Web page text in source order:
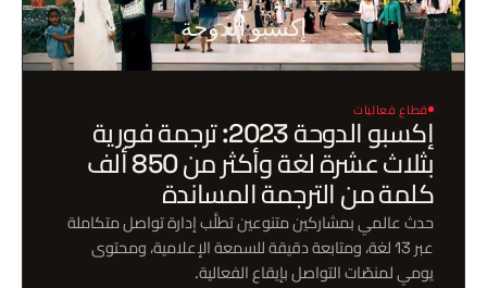
قطاع فعاليات إكسبو الدوحة 2023: ترجمة فورية
بثلاث عشرة لغة وأكثر من 850 ألف
كلمة من الترجمة المساندة
حدث عالمي بمشاركين متنوعين تطلَّب إدارة تواصل متكاملة
عبر 13 لغة، ومتابعة دقيقة للسمعة الإعلامية، ومحتوى
يومي لمنصّات التواصل بإيقاع الفعالية.
إكسبو الدوحة